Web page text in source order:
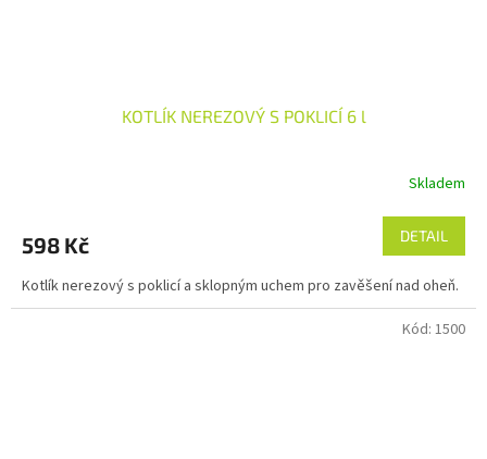
KOTLÍK NEREZOVÝ S POKLICÍ 6 l
Skladem
598 Kč DETAIL
Kotlík nerezový s poklicí a sklopným uchem pro zavěšení nad oheň.
Kód: 1500